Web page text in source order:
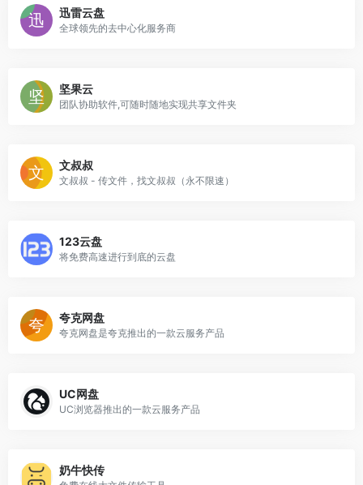
迅雷云盘
全球领先的去中心化服务商
坚果云
团队协助软件,可随时随地实现共享文件夹
文叔叔
文叔叔 - 传文件，找文叔叔（永不限速）
123云盘
将免费高速进行到底的云盘
夸克网盘
夸克网盘是夸克推出的一款云服务产品
UC网盘
UC浏览器推出的一款云服务产品
奶牛快传